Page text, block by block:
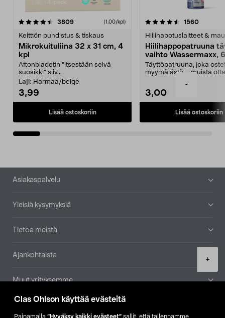
Clas Ohlson käyttää evästeitä
Painamalla ”Hyväksy kaikki evästeet” sallit, että tallennamme
-
+
3809arvostelut (1,00/kpl)
Keittiön puhdistus & tiskaus
Mikrokuituliina 32 x 31 cm, 4
kpl
Aftonbladetin "itsestään selvä
suosikki" siiv...
Laji: Harmaa/beige
3,99
Lisää ostoskoriin
4.5viidestä
1560
Hiilihapotuslaitteet &
Hiilihappopatruuna
vaihto Wassermaxx,
Täyttöpatruuna, joka
myymälästä – muista
3,00
Lisää ostoskoriin
4.5viidestä
Alatunniste
Asiakaspalvelu
Yleisiä kysymyksiä
Tietoa meistä
Ajankohtaista
Muut yrityksemme
Etsi myymälä